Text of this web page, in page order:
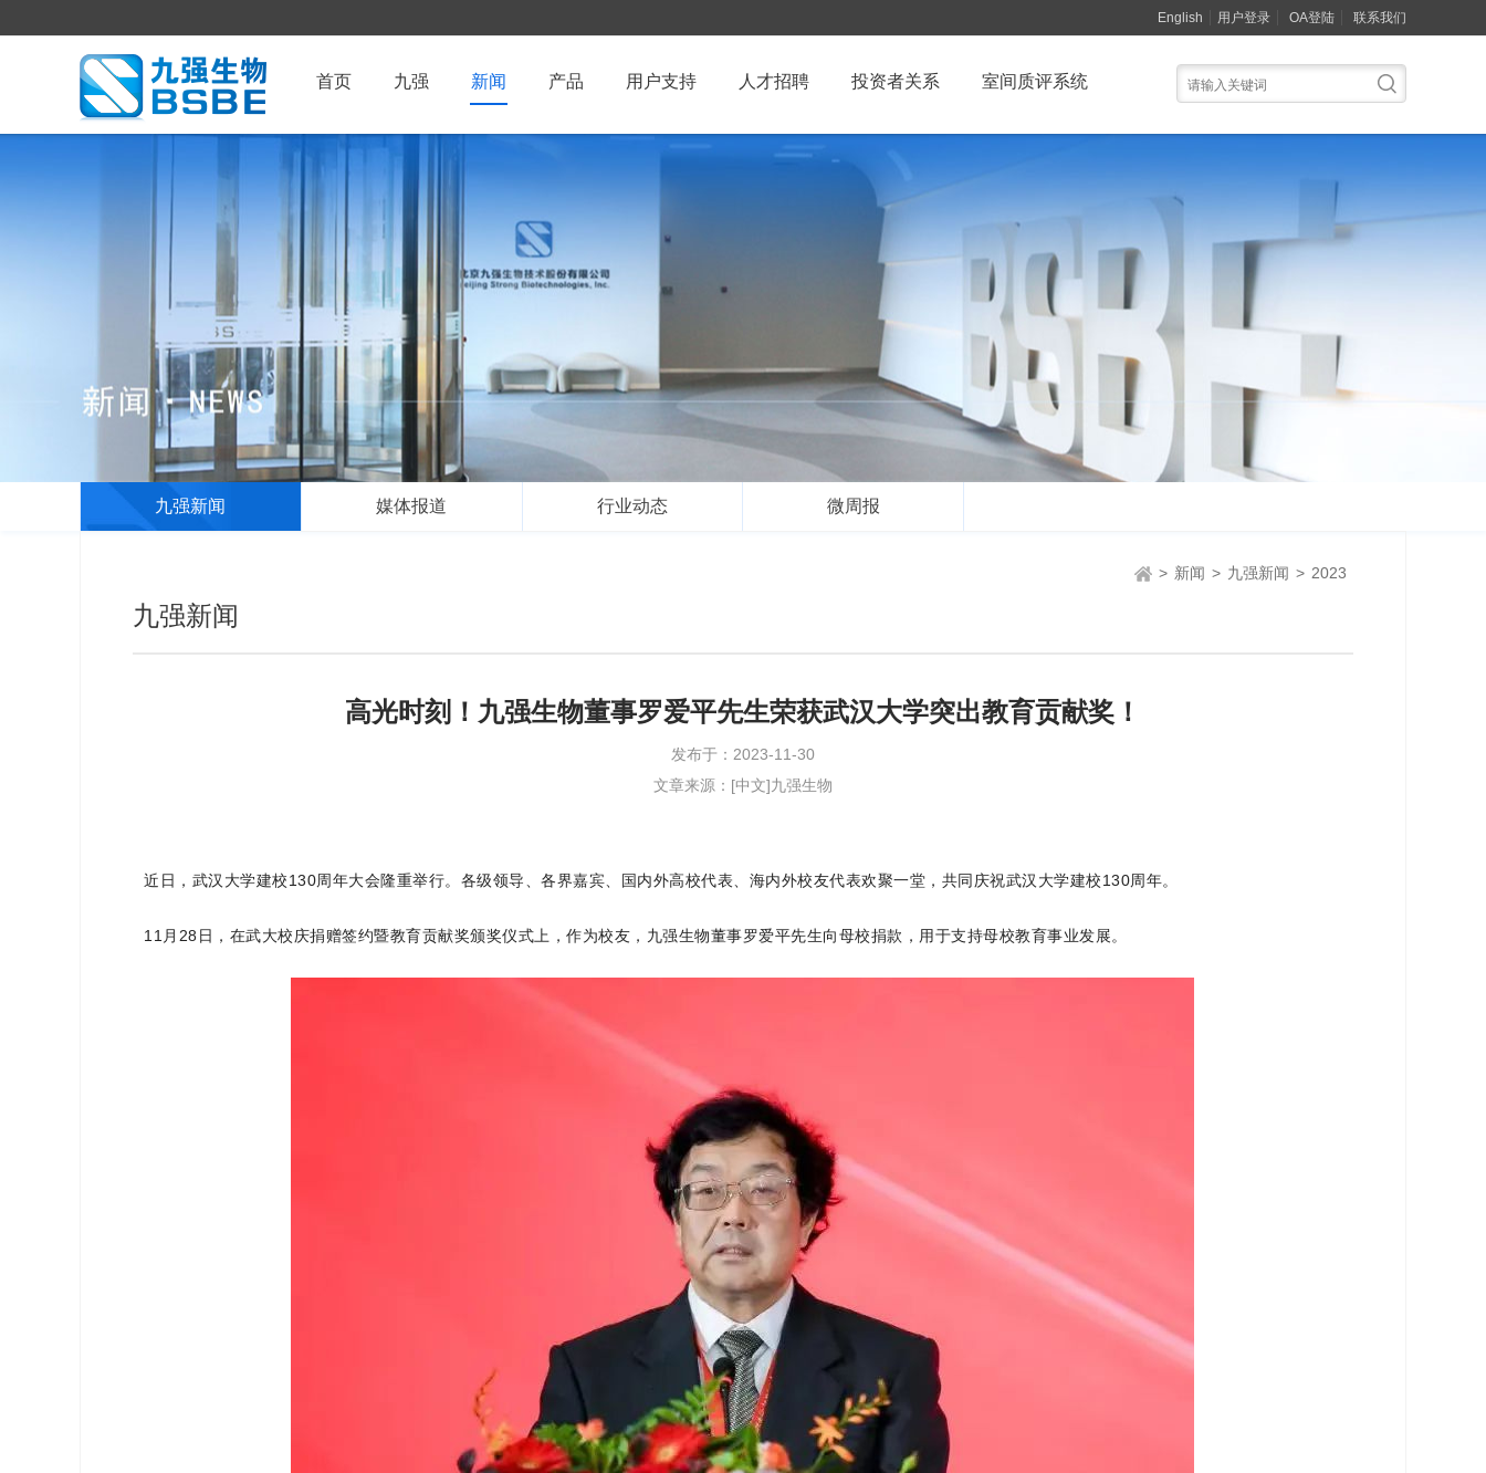
English 用户登录 OA登陆 联系我们
首页 九强 新闻 产品 用户支持 人才招聘 投资者关系 室间质评系统
九强新闻 媒体报道 行业动态 微周报
> 新闻 > 九强新闻 > 2023
九强新闻
高光时刻！九强生物董事罗爱平先生荣获武汉大学突出教育贡献奖！
发布于：2023-11-30
文章来源：[中文]九强生物
近日，武汉大学建校130周年大会隆重举行。各级领导、各界嘉宾、国内外高校代表、海内外校友代表欢聚一堂，共同庆祝武汉大学建校130周年。
11月28日，在武大校庆捐赠签约暨教育贡献奖颁奖仪式上，作为校友，九强生物董事罗爱平先生向母校捐款，用于支持母校教育事业发展。